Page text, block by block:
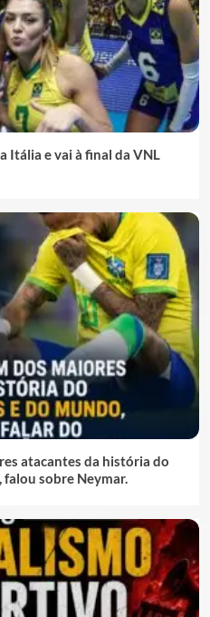
Itália e vai à final da VNL
atacantes da história do
sobre Neymar.